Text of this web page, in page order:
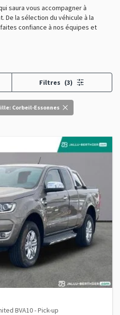
saura vous accompagner à
De la sélection du véhicule à la
confiance à nos équipes et
Filtres (3)
Corbeil-Essonnes
2.0 TDCi 213ch Super Cab Limited BVA10 - Pick-up